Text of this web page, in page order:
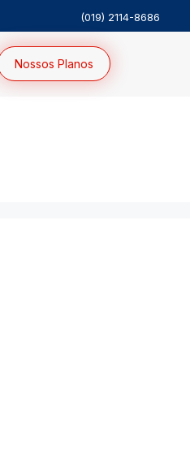
(019) 2114-8686
Nossos Planos